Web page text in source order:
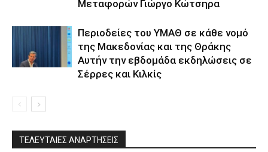
Μεταφορών Γιώργο Κώτσηρα
Περιοδείες του ΥΜΑΘ σε κάθε νομό
της Μακεδονίας και της Θράκης
Αυτήν την εβδομάδα εκδηλώσεις σε
Σέρρες και Κιλκίς
ΤΕΛΕΥΤΑΙΕΣ ΑΝΑΡΤΗΣΕΙΣ